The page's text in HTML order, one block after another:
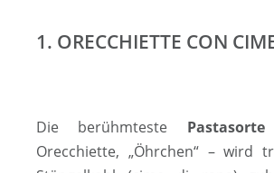
1. ORECCHIETTE CON
Die berühmteste Pastasorte
Orecchiette, „Öhrchen“ – wird